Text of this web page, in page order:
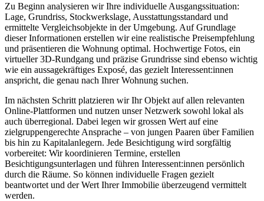
Zu Beginn analysieren wir Ihre individuelle Ausgangssituation:
Lage, Grundriss, Stockwerkslage, Ausstattungsstandard und
ermittelte Vergleichsobjekte in der Umgebung. Auf Grundlage
dieser Informationen erstellen wir eine realistische Preisempfehlung
und präsentieren die Wohnung optimal. Hochwertige Fotos, ein
virtueller 3D-Rundgang und präzise Grundrisse sind ebenso wichtig
wie ein aussagekräftiges Exposé, das gezielt Interessent:innen
anspricht, die genau nach Ihrer Wohnung suchen.
Im nächsten Schritt platzieren wir Ihr Objekt auf allen relevanten
Online-Plattformen und nutzen unser Netzwerk sowohl lokal als
auch überregional. Dabei legen wir grossen Wert auf eine
zielgruppengerechte Ansprache – von jungen Paaren über Familien
bis hin zu Kapitalanlegern. Jede Besichtigung wird sorgfältig
vorbereitet: Wir koordinieren Termine, erstellen
Besichtigungsunterlagen und führen Interessent:innen persönlich
durch die Räume. So können individuelle Fragen gezielt
beantwortet und der Wert Ihrer Immobilie überzeugend vermittelt
werden.